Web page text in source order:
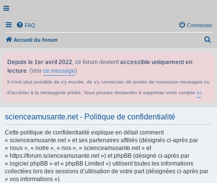
FAQ Connexion
Accueil du forum
Depuis le 1er avril 2022, ce forum devientaccessible uniquement en
lecture. (Voir ce message)
Il n'est plus possible de s'y inscrire, de s'y connecter, de poster de nouveaux messages ou
d'accéder à la messagerie privée. Vous pouvez demander à supprimer votre compte ici
scienceamusante.net - Politique de confidentialité
Cette politique de confidentialité explique en détail comment
« scienceamusante.net » et ses partenaires affiliés (désignés ci-après par
« nous », « notre », « nos », « scienceamusante.net » et
« https://forum.scienceamusante.net ») et phpBB (désigné ci-après par
« logiciel phpBB » et « phpBB Limited ») utilisent toutes les informations
collectées lors des sessions d’utilisation de votre part (désignées ci-après par
« vos informations »).